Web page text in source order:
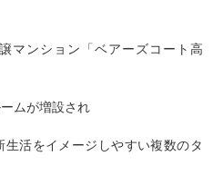
マンション「ベアーズコート高
ムが増設され
活をイメージしやすい複数のタ